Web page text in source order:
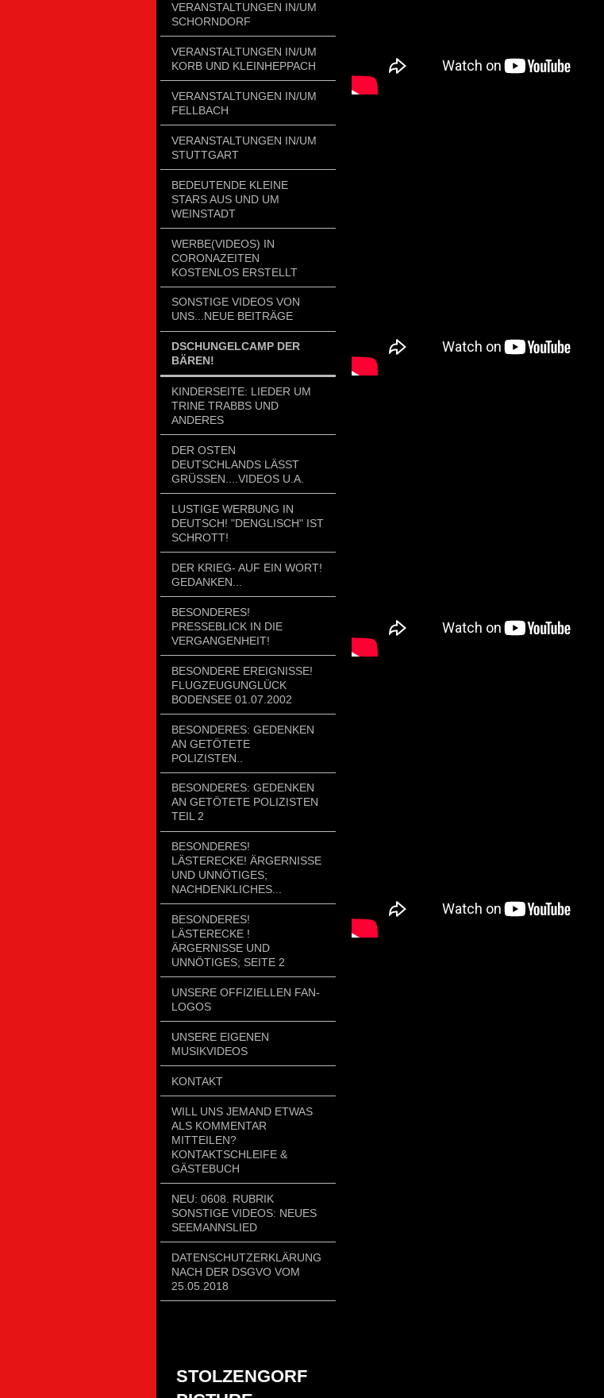
VERANSTALTUNGEN IN/UM
SCHORNDORF
VERANSTALTUNGEN IN/UM
KORB UND KLEINHEPPACH
VERANSTALTUNGEN IN/UM
FELLBACH
VERANSTALTUNGEN IN/UM
STUTTGART
BEDEUTENDE KLEINE
STARS AUS UND UM
WEINSTADT
WERBE(VIDEOS) IN
CORONAZEITEN
KOSTENLOS ERSTELLT
SONSTIGE VIDEOS VON
UNS...NEUE BEITRÄGE
DSCHUNGELCAMP DER
BÄREN!
KINDERSEITE: LIEDER UM
TRINE TRABBS UND
ANDERES
DER OSTEN
DEUTSCHLANDS LÄSST
GRÜSSEN....VIDEOS U.A.
LUSTIGE WERBUNG IN
DEUTSCH! "DENGLISCH" IST
SCHROTT!
DER KRIEG- AUF EIN WORT!
GEDANKEN...
BESONDERES!
PRESSEBLICK IN DIE
VERGANGENHEIT!
BESONDERE EREIGNISSE!
FLUGZEUGUNGLÜCK
BODENSEE 01.07.2002
BESONDERES: GEDENKEN
AN GETÖTETE
POLIZISTEN..
BESONDERES: GEDENKEN
AN GETÖTETE POLIZISTEN
TEIL 2
BESONDERES!
LÄSTERECKE! ÄRGERNISSE
UND UNNÖTIGES;
NACHDENKLICHES...
BESONDERES!
LÄSTERECKE !
ÄRGERNISSE UND
UNNÖTIGES; SEITE 2
UNSERE OFFIZIELLEN FAN-
LOGOS
UNSERE EIGENEN
MUSIKVIDEOS
KONTAKT
WILL UNS JEMAND ETWAS
ALS KOMMENTAR
MITTEILEN?
KONTAKTSCHLEIFE &
GÄSTEBUCH
NEU: 0608. RUBRIK
SONSTIGE VIDEOS: NEUES
SEEMANNSLIED
DATENSCHUTZERKLÄRUNG
NACH DER DSGVO VOM
25.05.2018
STOLZENGORF